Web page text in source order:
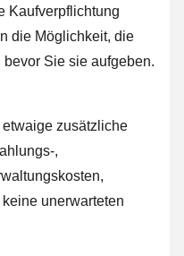
Kaufverpflichtung
die Möglichkeit, die
Sie sie aufgeben.
zusätzliche
,
unerwarteten